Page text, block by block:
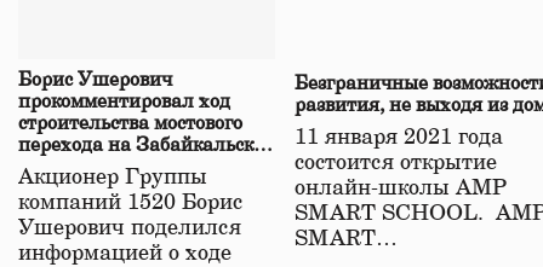
Борис Ушерович
прокомментировал ход
строительства мостового
перехода на Забайкальской
железной дороге
Акционер Группы
компаний 1520 Борис
Ушерович поделился
информацией о ходе
Безграничные
развития, не выходя из
11 января 2021 года
состоится открытие
онлайн-школы АМР
SMART SCHOOL.
SMART…